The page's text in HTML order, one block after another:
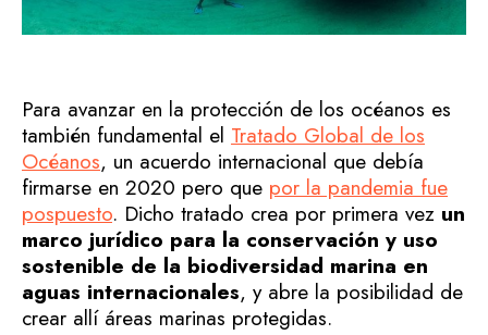
Para avanzar en la protección de los océanos es
también fundamental el Tratado Global de los
Océanos, un acuerdo internacional que debía
firmarse en 2020 pero que por la pandemia fue
pospuesto. Dicho tratado crea por primera vez un
marco jurídico para la conservación y uso
sostenible de la biodiversidad marina en
aguas internacionales, y abre la posibilidad de
crear allí áreas marinas protegidas.